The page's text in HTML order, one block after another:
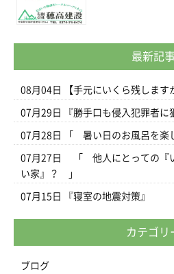
最新記
08月04日 【手元にいくら残します
07月29日 『勝手口も侵入犯罪者に
07月28日 「 暑い日のお風呂を
07月27日
「 他人にとっての『
い家』？ 」
07月15日 『寝室の地震対策』
カテゴリ
ブログ